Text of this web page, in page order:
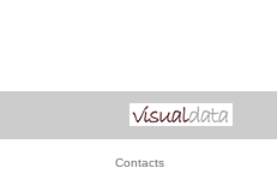
Contacts